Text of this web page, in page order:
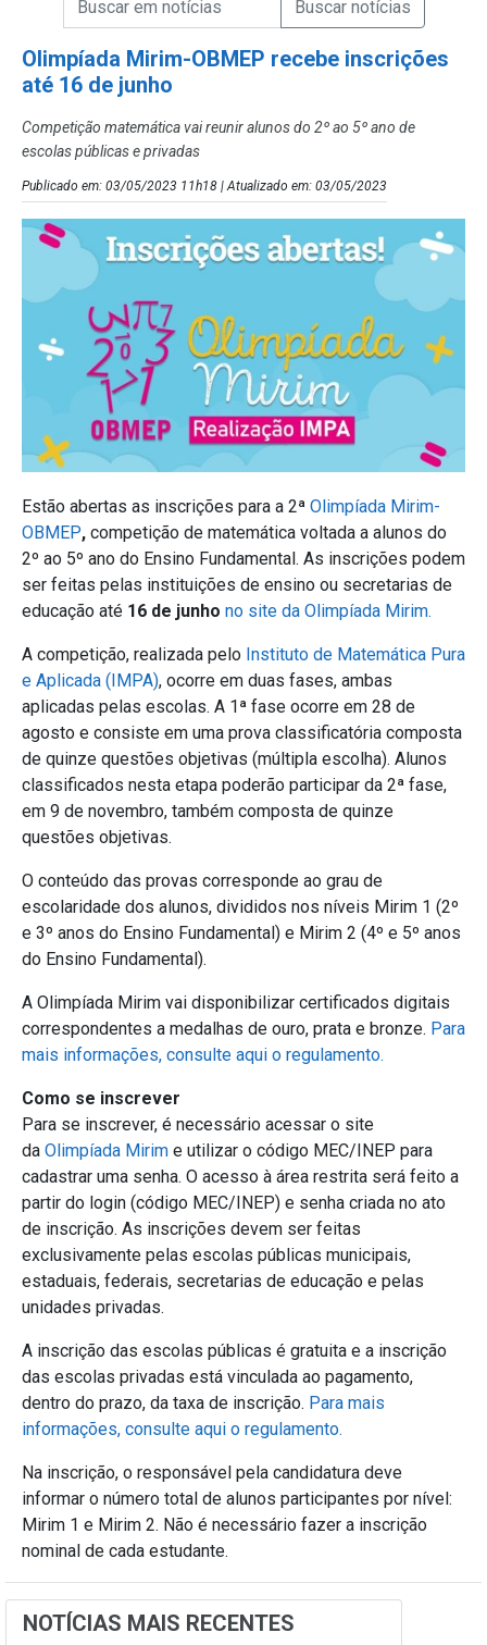
Olimpíada Mirim-OBMEP recebe inscrições
até 16 de junho
Competição matemática vai reunir alunos do 2º ao 5º ano de
escolas públicas e privadas
Publicado em: 03/05/2023 11h18 | Atualizado em: 03/05/2023
Estão abertas as inscrições para a 2ª Olimpíada Mirim-
OBMEP, competição de matemática voltada a alunos do
2º ao 5º ano do Ensino Fundamental. As inscrições podem
ser feitas pelas instituições de ensino ou secretarias de
educação até 16 de junho no site da Olimpíada Mirim.
A competição, realizada pelo Instituto de Matemática Pura
e Aplicada (IMPA), ocorre em duas fases, ambas
aplicadas pelas escolas. A 1ª fase ocorre em 28 de
agosto e consiste em uma prova classificatória composta
de quinze questões objetivas (múltipla escolha). Alunos
classificados nesta etapa poderão participar da 2ª fase,
em 9 de novembro, também composta de quinze
questões objetivas.
O conteúdo das provas corresponde ao grau de
escolaridade dos alunos, divididos nos níveis Mirim 1 (2º
e 3º anos do Ensino Fundamental) e Mirim 2 (4º e 5º anos
do Ensino Fundamental).
A Olimpíada Mirim vai disponibilizar certificados digitais
correspondentes a medalhas de ouro, prata e bronze. Para
mais informações, consulte aqui o regulamento.
Como se inscrever
Para se inscrever, é necessário acessar o site
da Olimpíada Mirim e utilizar o código MEC/INEP para
cadastrar uma senha. O acesso à área restrita será feito a
partir do login (código MEC/INEP) e senha criada no ato
de inscrição. As inscrições devem ser feitas
exclusivamente pelas escolas públicas municipais,
estaduais, federais, secretarias de educação e pelas
unidades privadas.
A inscrição das escolas públicas é gratuita e a inscrição
das escolas privadas está vinculada ao pagamento,
dentro do prazo, da taxa de inscrição. Para mais
informações, consulte aqui o regulamento.
Na inscrição, o responsável pela candidatura deve
informar o número total de alunos participantes por nível:
Mirim 1 e Mirim 2. Não é necessário fazer a inscrição
nominal de cada estudante.
NOTÍCIAS MAIS RECENTES